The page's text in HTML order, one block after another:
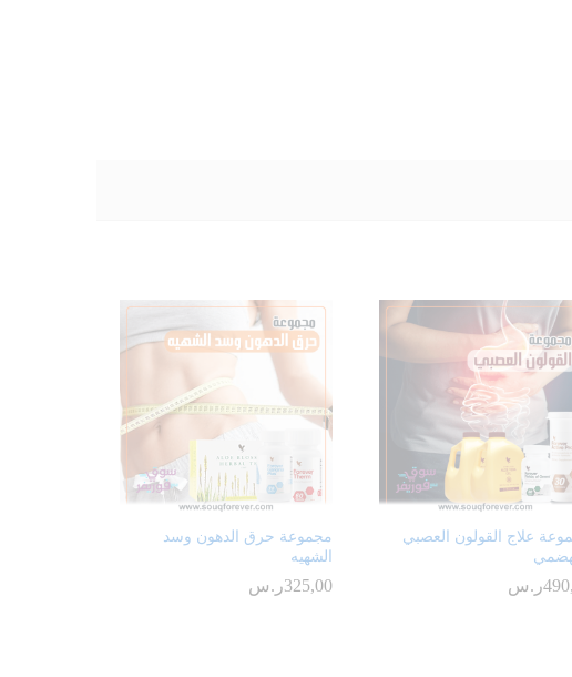
علاج القولون العصبي
ر.س
مجموعة حرق الدهون وسد
الشهيه
325,00ر.س